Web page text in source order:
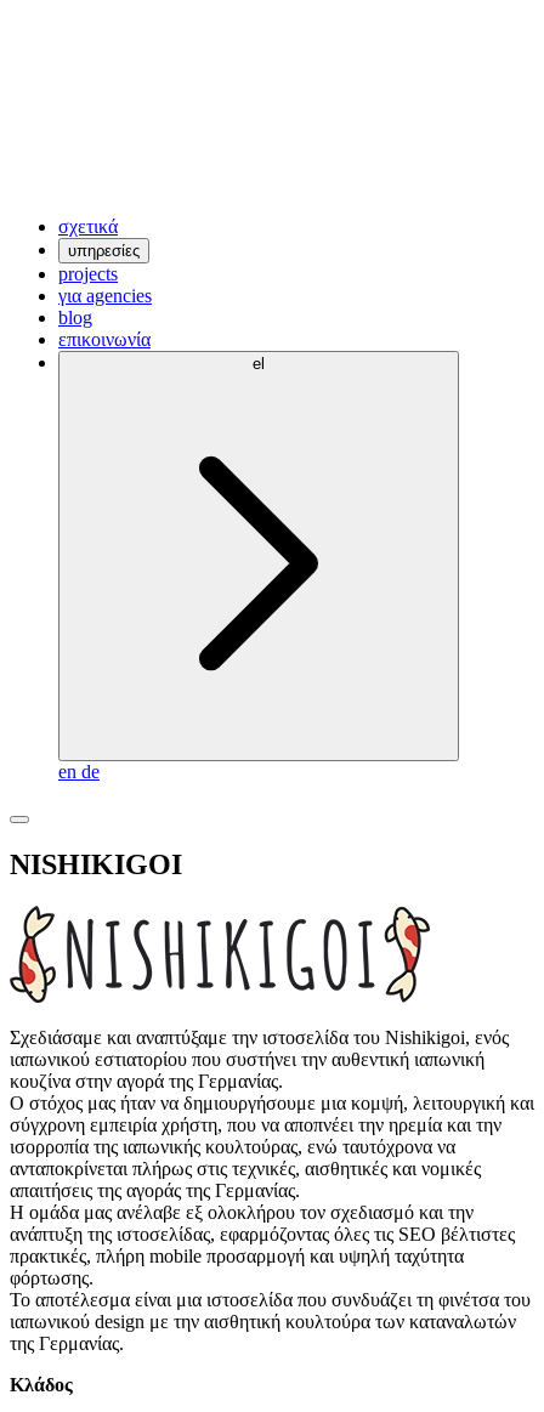
σχετικά
υπηρεσίες
projects
για agencies
blog
επικοινωνία
en de
NISHIKIGOI
Σχεδιάσαμε και αναπτύξαμε την ιστοσελίδα του Nishikigoi, ενός
ιαπωνικού εστιατορίου που συστήνει την αυθεντική ιαπωνική
κουζίνα στην αγορά της Γερμανίας.
Ο στόχος μας ήταν να δημιουργήσουμε μια κομψή, λειτουργική και
σύγχρονη εμπειρία χρήστη, που να αποπνέει την ηρεμία και την
ισορροπία της ιαπωνικής κουλτούρας, ενώ ταυτόχρονα να
ανταποκρίνεται πλήρως στις τεχνικές, αισθητικές και νομικές
απαιτήσεις της αγοράς της Γερμανίας.
Η ομάδα μας ανέλαβε εξ ολοκλήρου τον σχεδιασμό και την
ανάπτυξη της ιστοσελίδας, εφαρμόζοντας όλες τις SEO βέλτιστες
πρακτικές, πλήρη mobile προσαρμογή και υψηλή ταχύτητα
φόρτωσης.
Το αποτέλεσμα είναι μια ιστοσελίδα που συνδυάζει τη φινέτσα του
ιαπωνικού design με την αισθητική κουλτούρα των καταναλωτών
της Γερμανίας.
Κλάδος